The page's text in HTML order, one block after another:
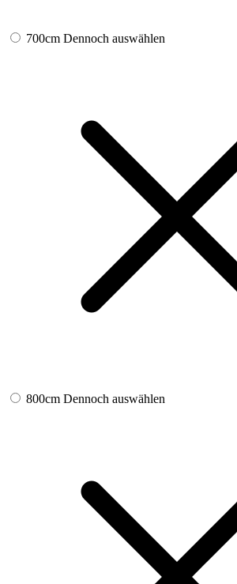
700cm Dennoch auswählen
800cm Dennoch auswählen